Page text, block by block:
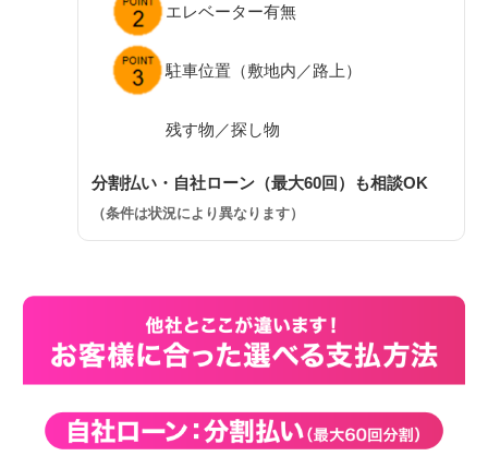
エレベーター有無
駐車位置（敷地内／路上）
残す物／探し物
分割払い・自社ローン（最大60回）も相談OK
（条件は状況により異なります）